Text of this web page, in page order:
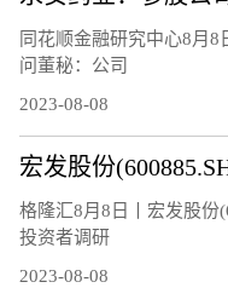
同花顺金融研究中心8月
问董秘：公司
2023-08-08
格隆汇8月8日丨宏发股份
投资者调研
2023-08-08